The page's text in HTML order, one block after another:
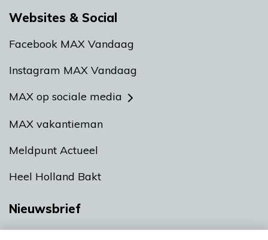
Websites & Social
Facebook MAX Vandaag
Instagram MAX Vandaag
MAX op sociale media
MAX vakantieman
Meldpunt Actueel
Heel Holland Bakt
Nieuwsbrief